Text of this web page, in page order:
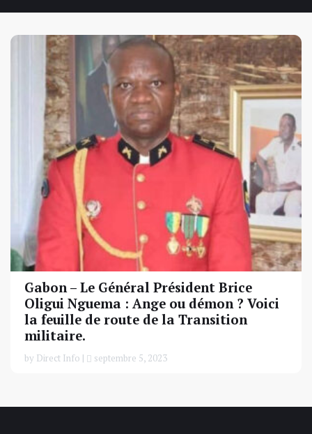
Gabon – Le Général Président Brice
Oligui Nguema : Ange ou démon ? Voici
la feuille de route de la Transition
militaire.
by Direct Info | septembre 5, 2023